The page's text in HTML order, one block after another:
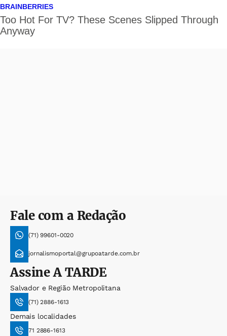
Fale com a Redação
(71) 99601-0020
jornalismoportal@grupoatarde.com.br
AssineA TARDE
Salvador e Região Metropolitana
(71) 2886-1613
Demais localidades
71 2886-1613